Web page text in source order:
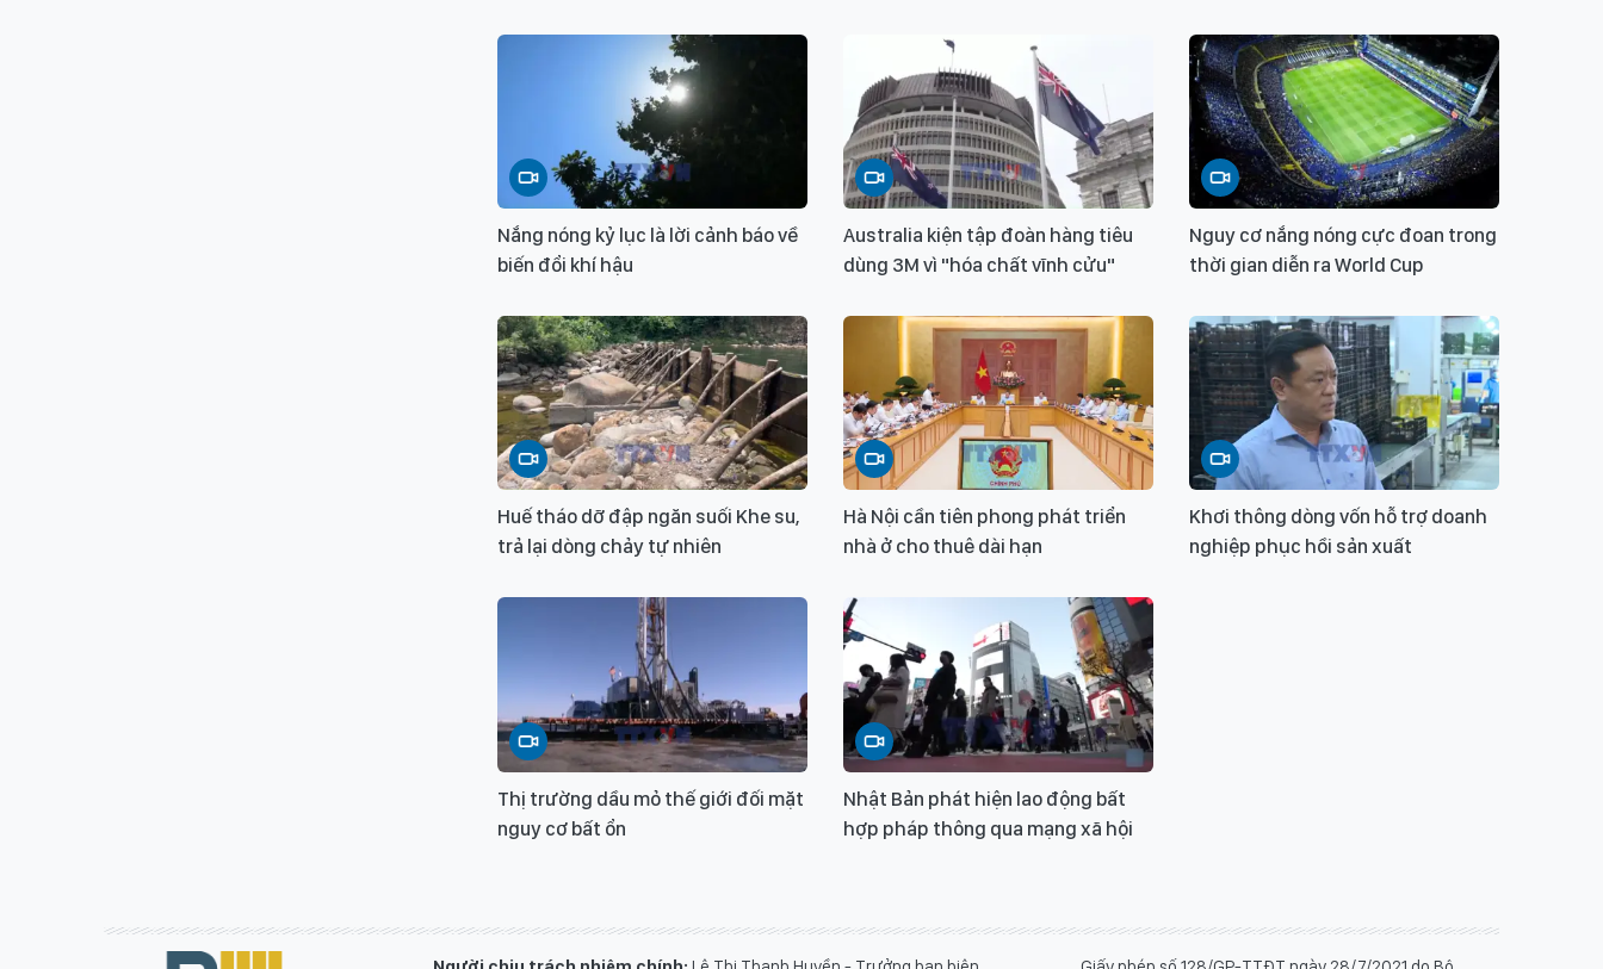
Nắng nóng kỷ lục là lời cảnh báo về
biến đổi khí hậu
Australia kiện tập đoàn hàng tiêu
dùng 3M vì "hóa chất vĩnh cửu"
Nguy cơ nắng nóng cực đoan trong
thời gian diễn ra World Cup
Huế tháo dỡ đập ngăn suối Khe su,
trả lại dòng chảy tự nhiên
Hà Nội cần tiên phong phát triển
nhà ở cho thuê dài hạn
Khơi thông dòng vốn hỗ trợ doanh
nghiệp phục hồi sản xuất
Thị trường dầu mỏ thế giới đối mặt
nguy cơ bất ổn
Nhật Bản phát hiện lao động bất
hợp pháp thông qua mạng xã hội